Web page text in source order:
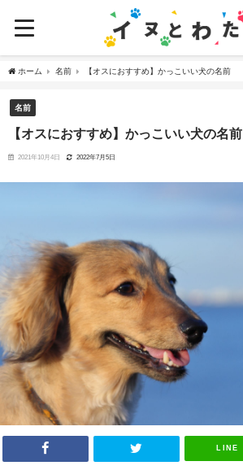
ホーム 名前 【オスにおすすめ】かっこいい犬の名前
名前
【オスにおすすめ】かっこいい犬の名前
2021年10月4日 2022年7月5日
LINE